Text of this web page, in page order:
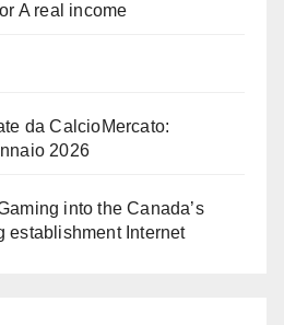
A real income
da CalcioMercato:
2026
into the Canada’s
establishment Internet